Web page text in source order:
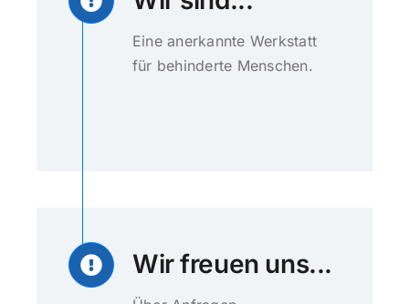
Eine anerkannte Werkstatt
für behinderte Menschen.
Wir freuen uns...